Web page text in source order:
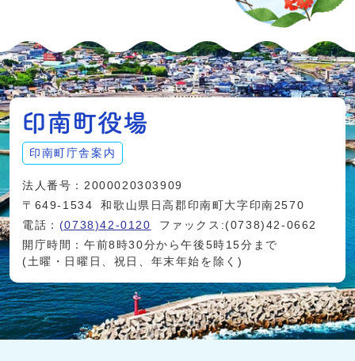
印南町庁舎案内
法人番号：2000020303909
〒649-1534
和歌山県日高郡印南町大字印南2570
電話： (0738)42-0120
ファックス:(0738)42-0662
開庁時間：午前8時30分から午後5時15分まで
(土曜・日曜日、祝日、年末年始を除く)